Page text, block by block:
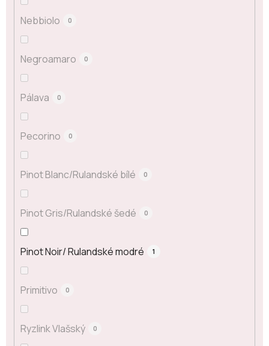
Nebbiolo 0
Negroamaro 0
Pálava 0
Pecorino 0
Pinot Blanc/Rulandské bílé 0
Pinot Gris/Rulandské šedé 0
Pinot Noir/ Rulandské modré 1
Primitivo 0
Ryzlink Vlašský 0